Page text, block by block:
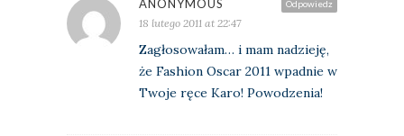
Odpowiedz
ANONYMOUS
18 lutego 2011 at 22:47
Zagłosowałam… i mam nadzieję,
że Fashion Oscar 2011 wpadnie w
Twoje ręce Karo! Powodzenia!